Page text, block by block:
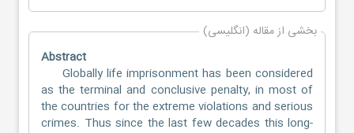
بخشی از مقاله (انگلیسی)
Abstract
Globally life imprisonment has been considered
as the terminal and conclusive penalty, in most of
the countries for the extreme violations and serious
crimes. Thus since the last few decades this long-